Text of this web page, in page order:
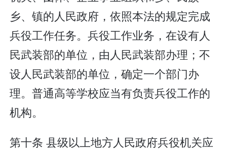
乡、镇的人民政府，依照本法的规定完成
兵役工作任务。兵役工作业务，在设有人
民武装部的单位，由人民武装部办理；不
设人民武装部的单位，确定一个部门办
理。普通高等学校应当有负责兵役工作的
机构。
第十条 县级以上地方人民政府兵役机关应